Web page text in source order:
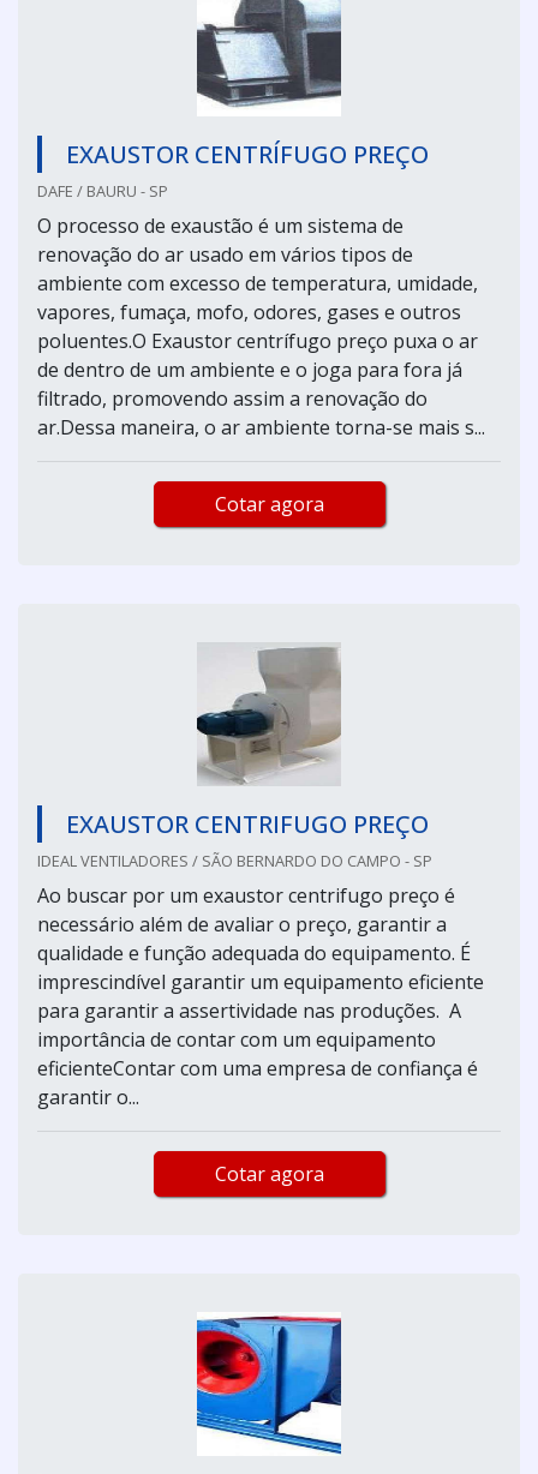
EXAUSTOR CENTRÍFUGO PREÇO
DAFE / BAURU - SP
O processo de exaustão é um sistema de
renovação do ar usado em vários tipos de
ambiente com excesso de temperatura, umidade,
vapores, fumaça, mofo, odores, gases e outros
poluentes.O Exaustor centrífugo preço puxa o ar
de dentro de um ambiente e o joga para fora já
filtrado, promovendo assim a renovação do
ar.Dessa maneira, o ar ambiente torna-se mais s...
Cotar agora
EXAUSTOR CENTRIFUGO PREÇO
IDEAL VENTILADORES / SÃO BERNARDO DO CAMPO - SP
Ao buscar por um exaustor centrifugo preço é
necessário além de avaliar o preço, garantir a
qualidade e função adequada do equipamento. É
imprescindível garantir um equipamento eficiente
para garantir a assertividade nas produções. A
importância de contar com um equipamento
eficienteContar com uma empresa de confiança é
garantir o...
Cotar agora